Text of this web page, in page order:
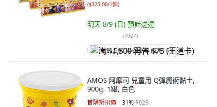
($325.00/1個)
明天 8/9 (日) 預計送達
(7927)
满 $1,500 再省 $75 (王道卡)
AMOS 阿摩司 兒童用 Q彈魔術黏土,
900g, 1罐, 白色
首購折扣價 31%$628